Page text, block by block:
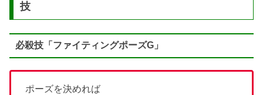
技
必殺技「ファイティングポーズG」
ポーズを決めれば